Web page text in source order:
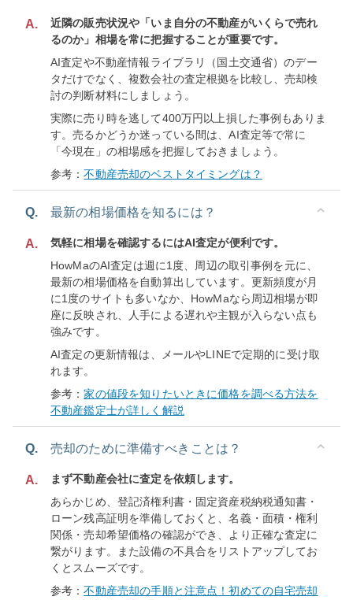
A.
近隣の販売状況や「いま自分の不動産がいくらで売れ
るのか」相場を常に把握することが重要です。
AI査定や不動産情報ライブラリ（国土交通省）のデー
タだけでなく、複数会社の査定根拠を比較し、売却検
討の判断材料にしましょう。
実際に売り時を逃して400万円以上損した事例もありま
す。売るかどうか迷っている間は、AI査定等で常に
「今現在」の相場感を把握しておきましょう。
参考：不動産売却のベストタイミングは？
Q. 最新の相場価格を知るには？
A.
気軽に相場を確認するにはAI査定が便利です。
HowMaのAI査定は週に1度、周辺の取引事例を元に、
最新の相場価格を自動算出しています。更新頻度が月
に1度のサイトも多いなか、HowMaなら周辺相場が即
座に反映され、人手による遅れや主観が入らない点も
強みです。
AI査定の更新情報は、メールやLINEで定期的に受け取
れます。
参考：家の値段を知りたいときに価格を調べる方法を
不動産鑑定士が詳しく解説
Q. 売却のために準備すべきことは？
A.
まず不動産会社に査定を依頼します。
あらかじめ、登記済権利書・固定資産税納税通知書・
ローン残高証明を準備しておくと、名義・面積・権利
関係・売却希望価格の確認ができ、より正確な査定に
繋がります。また設備の不具合をリストアップしてお
くとスムーズです。
参考：不動産売却の手順と注意点！初めての自宅売却